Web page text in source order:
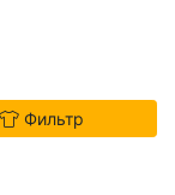
Фильтр